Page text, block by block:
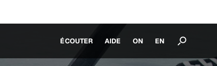
ÉCOUTER AIDE ON EN